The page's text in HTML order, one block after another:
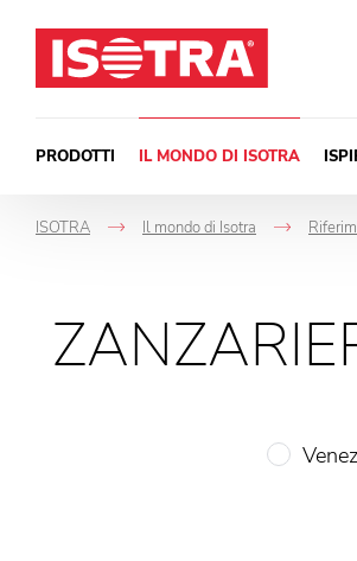
PRODOTTI IL MONDO DI ISOTRA
ISOTRA
->
Il mondo di Isotra
->